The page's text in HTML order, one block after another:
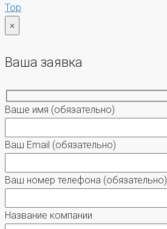
Top
×
Ваша заявка
Ваше имя (обязательно)
Ваш Email (обязательно)
Ваш номер телефона (обязательно)
Название компании